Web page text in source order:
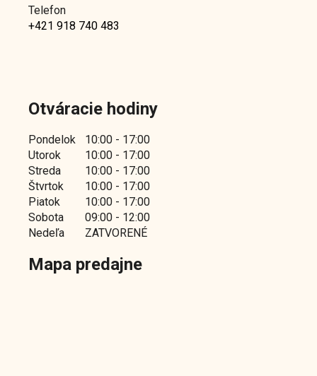
Telefon
+421 918 740 483
Otváracie hodiny
Pondelok
10:00 - 17:00
Utorok
10:00 - 17:00
Streda
10:00 - 17:00
Štvrtok
10:00 - 17:00
Piatok
10:00 - 17:00
Sobota
09:00 - 12:00
Nedeľa
ZATVORENÉ
Mapa predajne